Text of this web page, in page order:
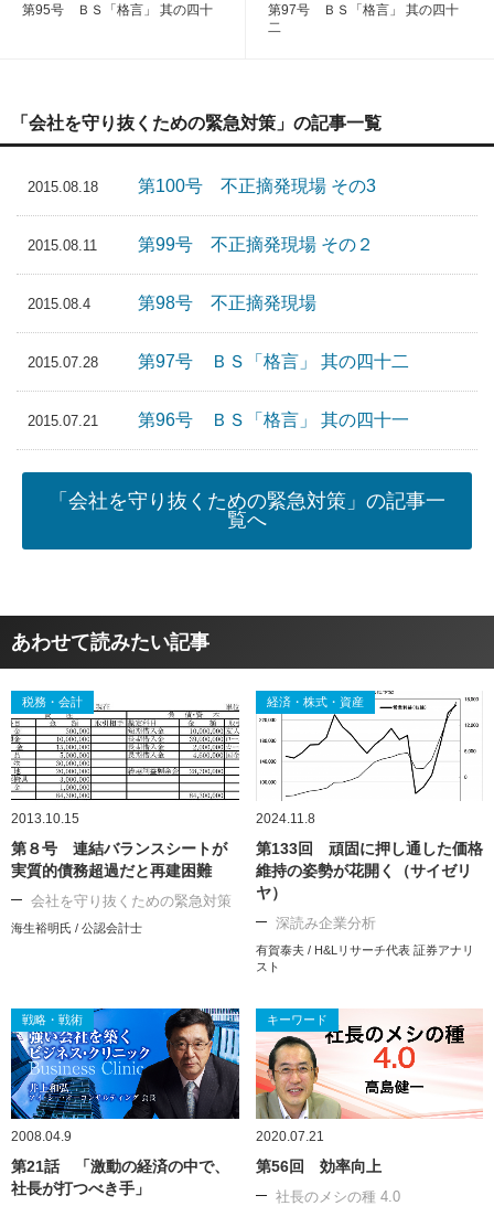
第95号 ＢＳ「格言」 其の四十
第97号 ＢＳ「格言」 其の四十
二
「会社を守り抜くための緊急対策」の記事一覧
2015.08.18 第100号 不正摘発現場 その3
2015.08.11 第99号 不正摘発現場 その２
2015.08.4 第98号 不正摘発現場
2015.07.28 第97号 ＢＳ「格言」 其の四十二
2015.07.21 第96号 ＢＳ「格言」 其の四十一
「会社を守り抜くための緊急対策」の記事一
覧へ
あわせて読みたい記事
税務・会計
2013.10.15
第８号 連結バランスシートが
実質的債務超過だと再建困難
会社を守り抜くための緊急対策
海生裕明氏 / 公認会計士
経済・株式・資産
2024.11.8
第133回 頑固に押し通した価格
維持の姿勢が花開く（サイゼリ
ヤ）
深読み企業分析
有賀泰夫 / H&Lリサーチ代表 証券アナリ
スト
戦略・戦術
2008.04.9
第21話 「激動の経済の中で、
社長が打つべき手」
キーワード
2020.07.21
第56回 効率向上
社長のメシの種 4.0